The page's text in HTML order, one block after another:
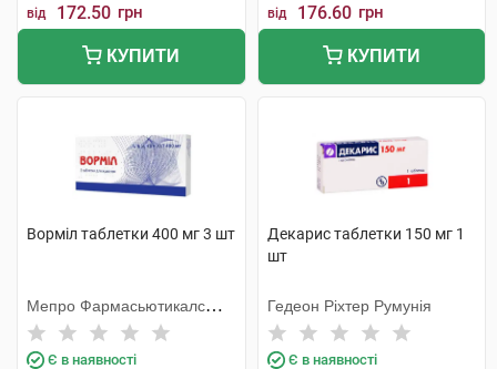
від 172.50 грн
КУПИТИ
від 176.60 грн
КУПИТИ
Ворміл таблетки 400 мг 3 шт
Мепро Фармасьютикалс
Пріват
Є в наявності
Декарис таблетки 150 мг 1
шт
Гедеон Ріхтер Румунія
Є в наявності